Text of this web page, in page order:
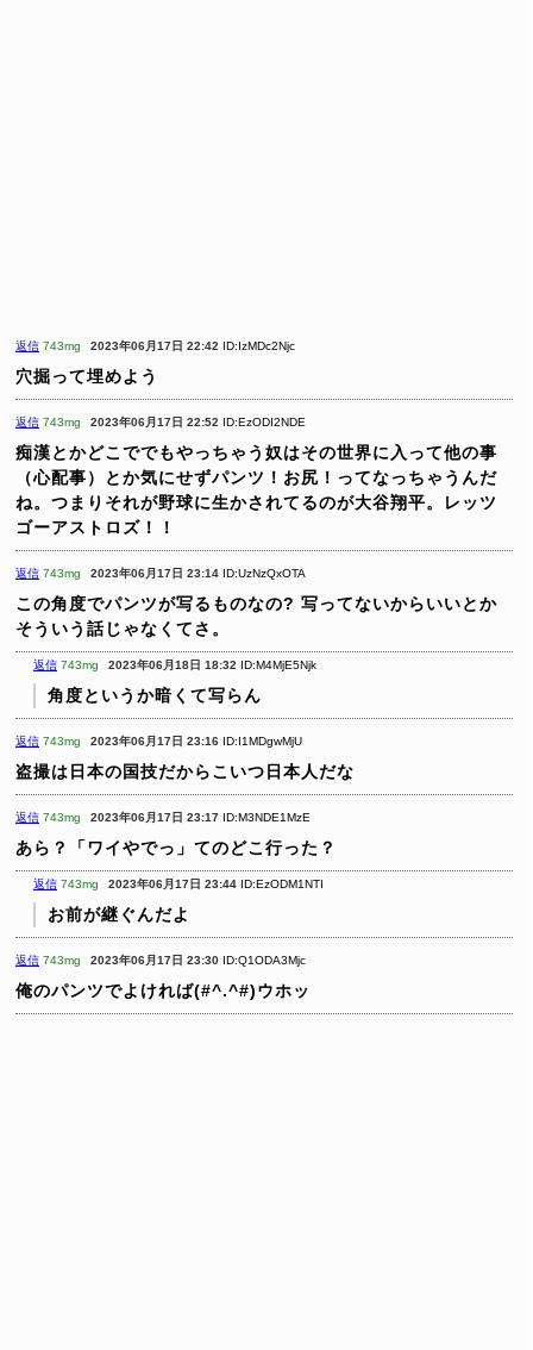
返信 743mg 2023年06月17日 22:42 ID:IzMDc2Njc
穴掘って埋めよう
返信 743mg 2023年06月17日 22:52 ID:EzODI2NDE
痴漢とかどこででもやっちゃう奴はその世界に入って他の事
（心配事）とか気にせずパンツ！お尻！ってなっちゃうんだ
ね。つまりそれが野球に生かされてるのが大谷翔平。レッツ
ゴーアストロズ！！
返信 743mg 2023年06月17日 23:14 ID:UzNzQxOTA
この角度でパンツが写るものなの? 写ってないからいいとか
そういう話じゃなくてさ。
返信 743mg 2023年06月18日 18:32 ID:M4MjE5Njk
角度というか暗くて写らん
返信 743mg 2023年06月17日 23:16 ID:I1MDgwMjU
盗撮は日本の国技だからこいつ日本人だな
返信 743mg 2023年06月17日 23:17 ID:M3NDE1MzE
あら？「ワイやでっ」てのどこ行った？
返信 743mg 2023年06月17日 23:44 ID:EzODM1NTI
お前が継ぐんだよ
返信 743mg 2023年06月17日 23:30 ID:Q1ODA3Mjc
俺のパンツでよければ(#^.^#)ウホッ